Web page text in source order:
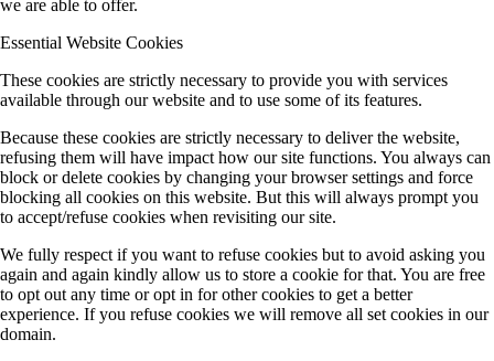
we are able to offer.
Essential Website Cookies
These cookies are strictly necessary to provide you with services
available through our website and to use some of its features.
Because these cookies are strictly necessary to deliver the website,
refusing them will have impact how our site functions. You always can
block or delete cookies by changing your browser settings and force
blocking all cookies on this website. But this will always prompt you
to accept/refuse cookies when revisiting our site.
We fully respect if you want to refuse cookies but to avoid asking you
again and again kindly allow us to store a cookie for that. You are free
to opt out any time or opt in for other cookies to get a better
experience. If you refuse cookies we will remove all set cookies in our
domain.